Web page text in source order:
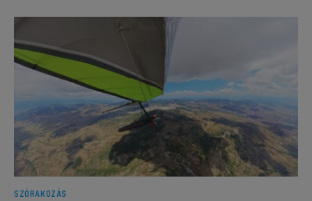
SZÓRAKOZÁS